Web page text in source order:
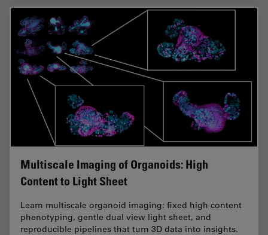
Multiscale Imaging of Organoids: High
Content to Light Sheet
Learn multiscale organoid imaging: fixed high content
phenotyping, gentle dual view light sheet, and
reproducible pipelines that turn 3D data into insights.